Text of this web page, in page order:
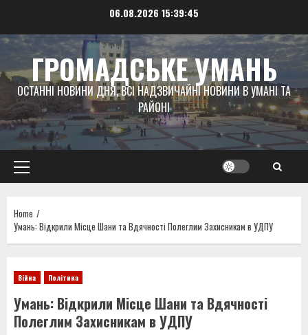
content
06.08.2026 15:39:46
ГРОМАДСЬКЕ УМАНЬ
ОСТАННІ НОВИНИ ДНЯ, ВСІ НАДЗВИЧАЙНІ НОВИНИ В УМАНІ ТА
РАЙОНІ
Primary
Menu
Home
Умань: Відкрили Місце Шани та Вдячності Полеглим Захисникам в УДПУ
Війна Політика
Умань: Відкрили Місце Шани та Вдячності
Полеглим Захисникам в УДПУ